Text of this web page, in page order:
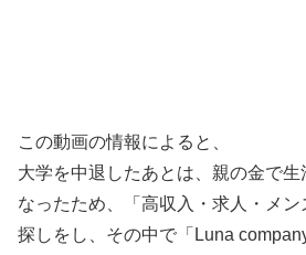
この動画の情報によると、
大学を中退したあとは、親の金で生
なったため、「高収入・求人・メン
探しをし、その中で「Luna